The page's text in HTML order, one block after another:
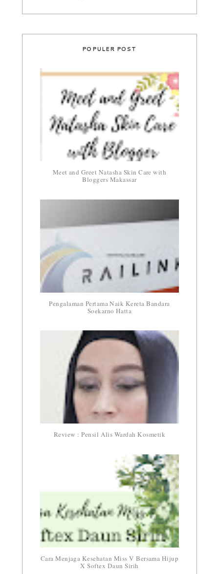
POPULER POST
Meet and Greet Natasha Skin Care with
Bloggers Makassar
Pengalaman Pertama Naik Kereta Bandara
Soekarno Hatta
Review : Pensil Alis Wardah Kosmetik
Cara Menjaga Kesehatan Miss V Bersama Hijup
X Softex Daun Sirih